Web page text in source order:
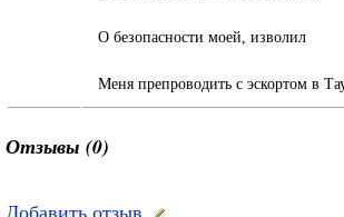
О безопасности моей, изволил
Меня препроводить с эскортом в
Отзывы (0)
Добавить отзыв